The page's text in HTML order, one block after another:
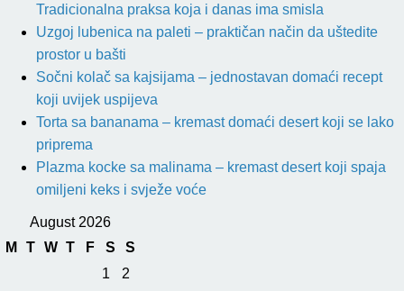
Tradicionalna praksa koja i danas ima smisla
Uzgoj lubenica na paleti – praktičan način da uštedite
prostor u bašti
Sočni kolač sa kajsijama – jednostavan domaći recept
koji uvijek uspijeva
Torta sa bananama – kremast domaći desert koji se lako
priprema
Plazma kocke sa malinama – kremast desert koji spaja
omiljeni keks i svježe voće
August 2026
M
T W T F S
S
1
2